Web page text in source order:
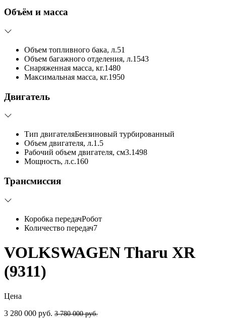
Объём и масса
Объем топливного бака, л.51
Объем багажного отделения, л.1543
Снаряженная масса, кг.1480
Максимальная масса, кг.1950
Двигатель
Тип двигателяБензиновый турбированный
Объем двигателя, л.1.5
Рабочий объем двигателя, см3.1498
Мощность, л.с.160
Трансмиссия
Коробка передачРобот
Количество передач7
VOLKSWAGEN Tharu XR
(9311)
Цена
3 280 000 руб. 3 780 000 руб.